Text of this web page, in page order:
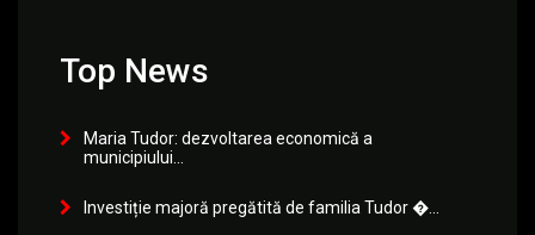
Top News
Maria Tudor: dezvoltarea economică a
municipiului...
Investiție majoră pregătită de familia Tudor �...